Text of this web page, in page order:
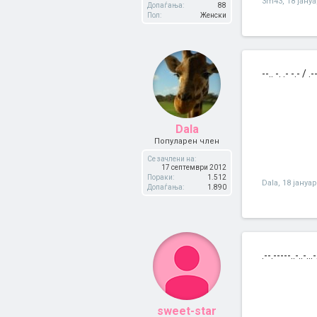
Допаѓања:
88
Пол:
Женски
Dala
Популарен член
Се зачлени на:
17 септември 2012
Пораки:
1.512
Допаѓања:
1.890
--.. -. .- -.- /
Dala, 18
sweet-star
.--.-----..-..-